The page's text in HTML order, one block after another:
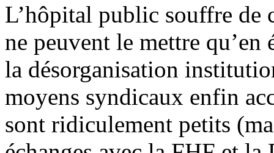
L’hôpital public souffre de
ne peuvent le mettre
la désorganisation
moyens syndicaux enfin
sont ridiculement petits